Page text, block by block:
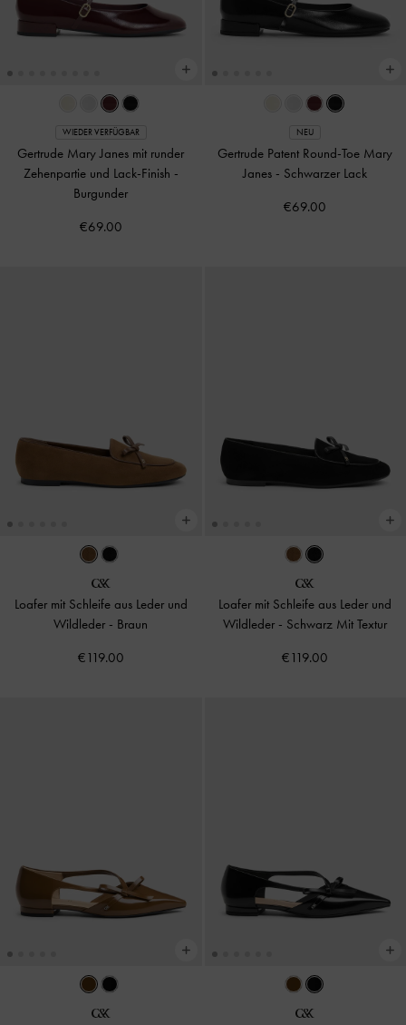
WIEDER VERFÜGBAR
Gertrude Mary Janes mit runder
Zehenpartie und Lack-Finish -
Burgunder
€69.00
NEU
Gertrude Patent Round-Toe Mary
Janes - Schwarzer Lack
€69.00
Loafer mit Schleife aus Leder und
Wildleder - Braun
€119.00
Loafer mit Schleife aus Leder und
Wildleder - Schwarz Mit Textur
€119.00